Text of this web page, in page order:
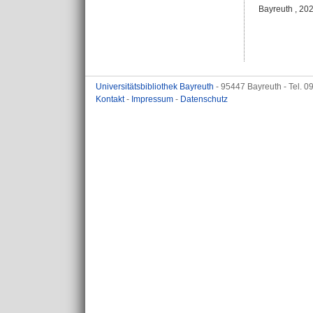
Bayreuth ,
Universitätsbibliothek Bayreuth - 95447 Bayreuth - Tel.
Kontakt- Impressum - Datenschutz